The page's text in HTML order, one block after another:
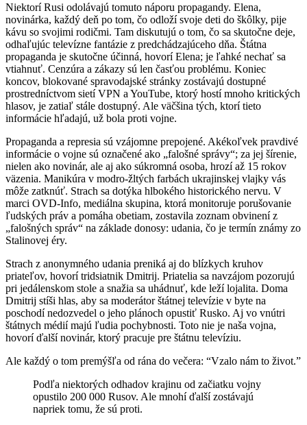
Niektorí Rusi odolávajú tomuto náporu propagandy. Elena,
novinárka, každý deň po tom, čo odloží svoje deti do škôlky, pije
kávu so svojimi rodičmi. Tam diskutujú o tom, čo sa skutočne deje,
odhaľujúc televízne fantázie z predchádzajúceho dňa. Štátna
propaganda je skutočne účinná, hovorí Elena; je ľahké nechať sa
vtiahnuť. Cenzúra a zákazy sú len časťou problému. Koniec
koncov, blokované spravodajské stránky zostávajú dostupné
prostredníctvom sietí VPN a YouTube, ktorý hostí mnoho kritických
hlasov, je zatiaľ stále dostupný. Ale väčšina tých, ktorí tieto
informácie hľadajú, už bola proti vojne.
Propaganda a represia sú vzájomne prepojené. Akékoľvek pravdivé
informácie o vojne sú označené ako „falošné správy“; za jej šírenie,
nielen ako novinár, ale aj ako súkromná osoba, hrozí až 15 rokov
väzenia. Manikúra v modro-žltých farbách ukrajinskej vlajky vás
môže zatknúť. Strach sa dotýka hlbokého historického nervu. V
marci OVD-Info, mediálna skupina, ktorá monitoruje porušovanie
ľudských práv a pomáha obetiam, zostavila zoznam obvinení z
„falošných správ“ na základe donosy: udania, čo je termín známy zo
Stalinovej éry.
Strach z anonymného udania preniká aj do blízkych kruhov
priateľov, hovorí tridsiatnik Dmitrij. Priatelia sa navzájom pozorujú
pri jedálenskom stole a snažia sa uhádnuť, kde leží lojalita. Doma
Dmitrij stíši hlas, aby sa moderátor štátnej televízie v byte na
poschodí nedozvedel o jeho plánoch opustiť Rusko. Aj vo vnútri
štátnych médií majú ľudia pochybnosti. Toto nie je naša vojna,
hovorí ďalší novinár, ktorý pracuje pre štátnu televíziu.
Ale každý o tom premýšľa od rána do večera: “Vzalo nám to život.”
Podľa niektorých odhadov krajinu od začiatku vojny
opustilo 200 000 Rusov. Ale mnohí ďalší zostávajú
napriek tomu, že sú proti.